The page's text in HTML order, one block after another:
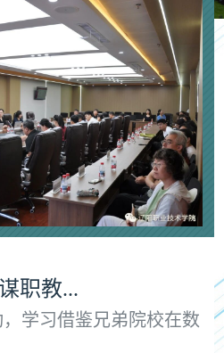
职教...
学习借鉴兄弟院校在数